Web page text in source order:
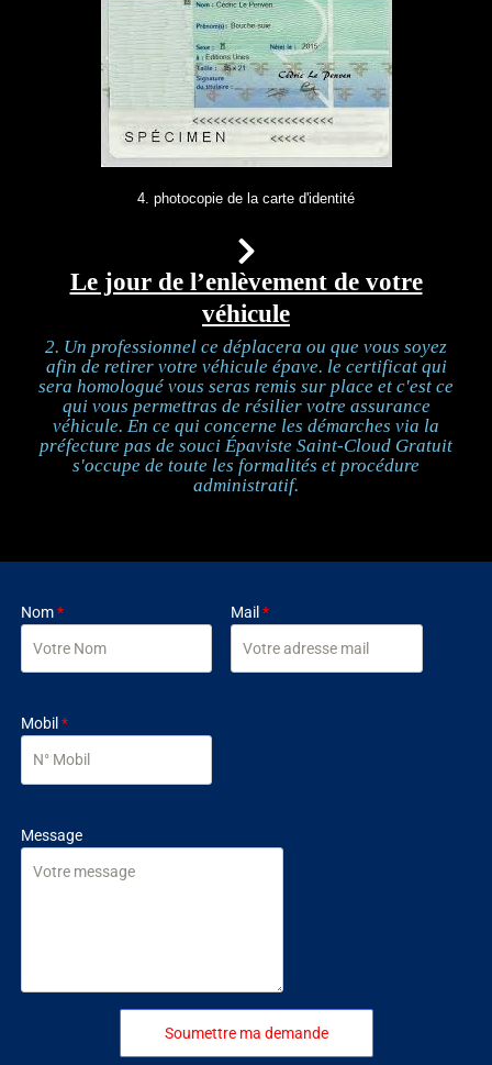
4. photocopie de la carte d'identité
Le jour de l’enlèvement de votre
véhicule
2. Un professionnel ce déplacera ou que vous soyez
afin de retirer votre véhicule épave. le certificat qui
sera homologué vous seras remis sur place et c'est ce
qui vous permettras de résilier votre assurance
véhicule. En ce qui concerne les démarches via la
préfecture pas de souci Épaviste Saint‑Cloud Gratuit
s'occupe de toute les formalités et procédure
administratif.
Nom* Mail *
Mobil *
Message
Soumettre ma demande